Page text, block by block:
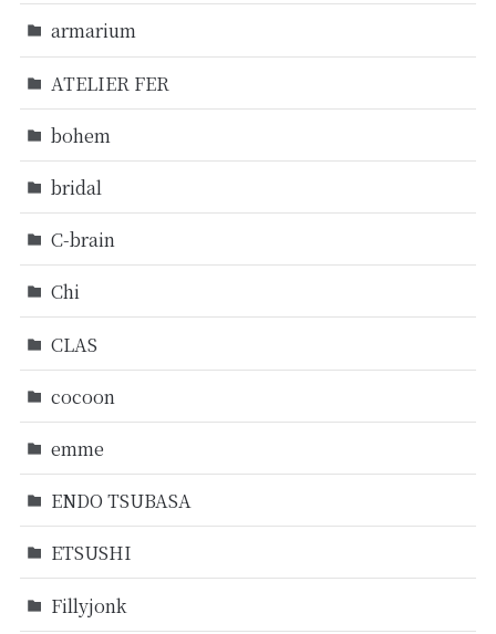
armarium
ATELIER FER
bohem
bridal
C-brain
Chi
CLAS
cocoon
emme
ENDO TSUBASA
ETSUSHI
Fillyjonk